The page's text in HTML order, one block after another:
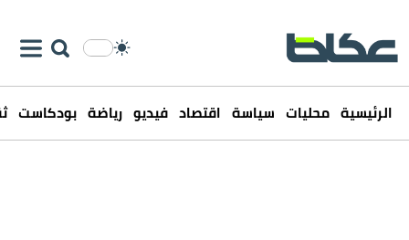
الرئيسية محليات سياسة اقتصاد فيديو رياضة بودكاست